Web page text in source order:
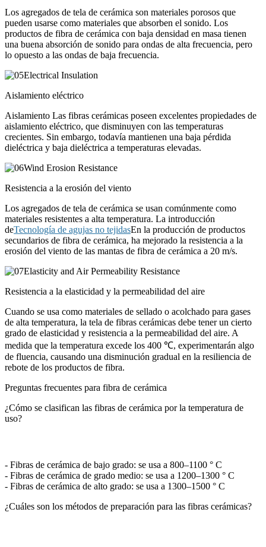
Los agregados de tela de cerámica son materiales porosos que
pueden usarse como materiales que absorben el sonido. Los
productos de fibra de cerámica con baja densidad en masa tienen
una buena absorción de sonido para ondas de alta frecuencia, pero
lo opuesto a las ondas de baja frecuencia.
Aislamiento eléctrico
Aislamiento Las fibras cerámicas poseen excelentes propiedades de
aislamiento eléctrico, que disminuyen con las temperaturas
crecientes. Sin embargo, todavía mantienen una baja pérdida
dieléctrica y baja dieléctrica a temperaturas elevadas.
Resistencia a la erosión del viento
Los agregados de tela de cerámica se usan comúnmente como
materiales resistentes a alta temperatura. La introducción
deTecnología de agujas no tejidasEn la producción de productos
secundarios de fibra de cerámica, ha mejorado la resistencia a la
erosión del viento de las mantas de fibra de cerámica a 20 m/s.
Resistencia a la elasticidad y la permeabilidad del aire
Cuando se usa como materiales de sellado o acolchado para gases
de alta temperatura, la tela de fibras cerámicas debe tener un cierto
grado de elasticidad y resistencia a la permeabilidad del aire. A
medida que la temperatura excede los 400 ℃, experimentarán algo
de fluencia, causando una disminución gradual en la resiliencia de
rebote de los productos de fibra.
Preguntas frecuentes para fibra de cerámica
¿Cómo se clasifican las fibras de cerámica por la temperatura de
uso?
- Fibras de cerámica de bajo grado: se usa a 800–1100 ° C
- Fibras de cerámica de grado medio: se usa a 1200–1300 ° C
- Fibras de cerámica de alto grado: se usa a 1300–1500 ° C
¿Cuáles son los métodos de preparación para las fibras cerámicas?